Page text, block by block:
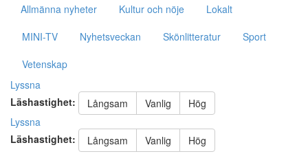
Allmänna nyheter
Kultur och nöje
Lokalt
MINI-TV
Nyhetsveckan Skönlitteratur
Sport
Vetenskap
Lyssna
Läshastighet:
Långsam Vanlig
Hög
Lyssna
Läshastighet:
Långsam Vanlig Hög
Nödvändiga
Dessa kakor
går inte att
välja bort. De
behövs för
att hemsidan